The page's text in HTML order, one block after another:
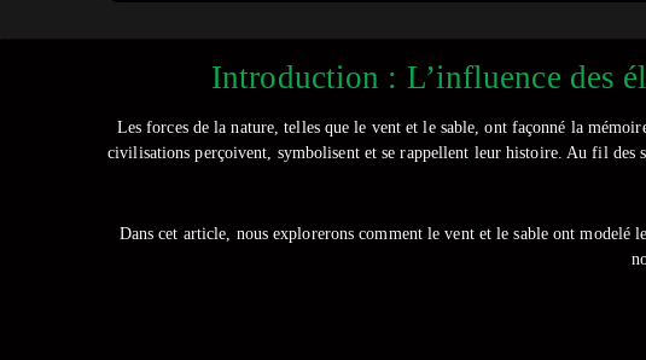
Introduction : L’influence des
Les forces de la nature, telles que le vent et le sable, ont façonné la
civilisations perçoivent, symbolisent et se rappellent leur histoire. Au fil des
Dans cet article, nous explorerons comment le vent et le sable ont